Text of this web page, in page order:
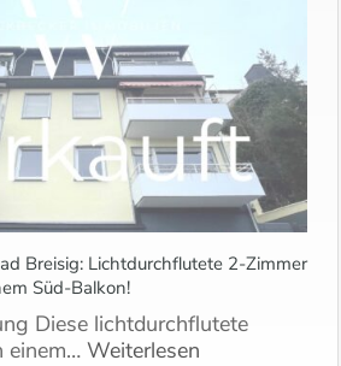
Breisig: Lichtdurchflutete 2-Zimmer
Süd-Balkon!
Diese lichtdurchflutete
einem… Weiterlesen